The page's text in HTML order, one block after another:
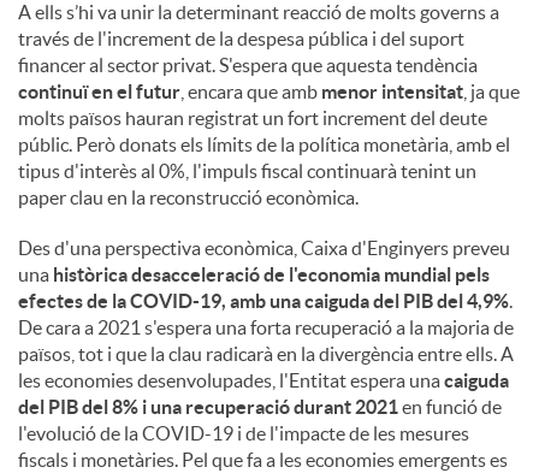
A ells s’hi va unir la determinant reacció de molts governs a
través de l'increment de la despesa pública i del suport
financer al sector privat. S'espera que aquesta tendència
continuï en el futur , encara que amb menor intensitat , ja que
molts països hauran registrat un fort increment del deute
públic. Però donats els límits de la política monetària, amb el
tipus d'interès al 0%, l'impuls fiscal continuarà tenint un
paper clau en la reconstrucció econòmica.
Des d'una perspectiva econòmica, Caixa d'Enginyers preveu
una històrica desacceleració de l'economia mundial pels
efectes de la COVID-19, amb una caiguda del PIB del 4,9%.
De cara a 2021 s'espera una forta recuperació a la majoria de
països, tot i que la clau radicarà en la divergència entre ells. A
les economies desenvolupades, l'Entitat espera unacaiguda
del PIB del 8% i una recuperació durant 2021en funció de
l'evolució de la COVID-19 i de l'impacte de les mesures
fiscals i monetàries. Pel que fa a les economies emergents es